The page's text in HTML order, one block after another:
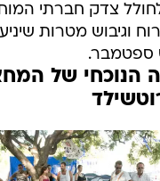
צדק חברתי
רוח וגיבוש מטרות
ספטמבר.
הנוכחי של